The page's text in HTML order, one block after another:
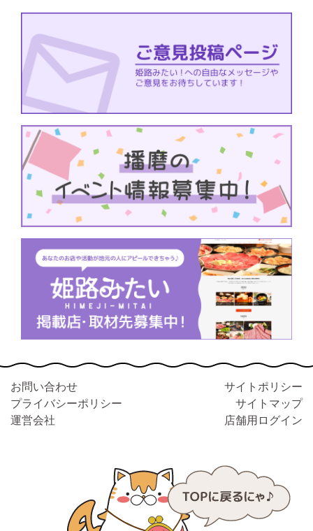
お問い合わせ
サイトポリシー
プライバシーポリシー
サイトマップ
運営会社
店舗用ログイン